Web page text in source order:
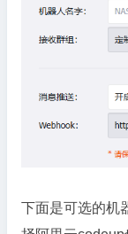
下面是可选的机